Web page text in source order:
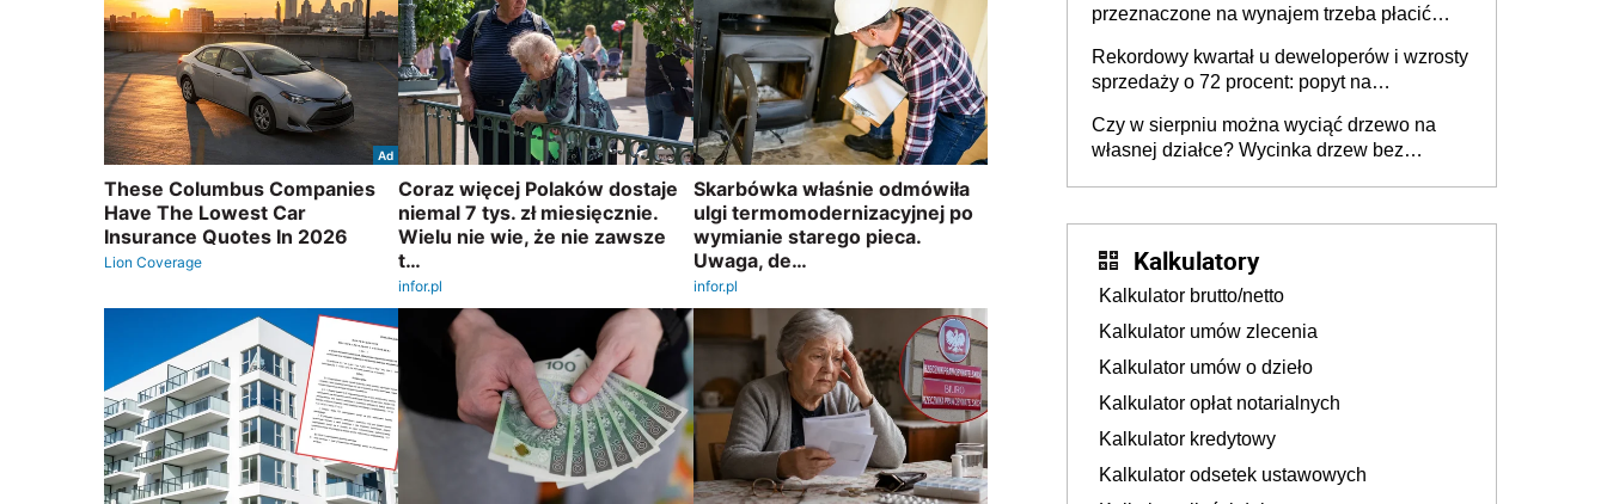
przeznaczone na wynajem trzeba płacić
realizuje w nim potrzeb mieszkaniowych
Rekordowy kwartał u deweloperów i wzrosty
sprzedaży o 72 procent: popyt na
Czy w sierpniu można wyciąć drzewo na
własnej działce? Wycinka drzew bez
Kalkulatory
Kalkulator brutto/netto
Kalkulator umów zlecenia
Kalkulator umów o dzieło
Kalkulator opłat notarialnych
Kalkulator kredytowy
Kalkulator odsetek ustawowych